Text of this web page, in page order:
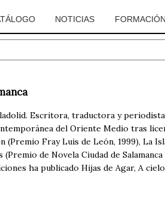
NOTICIAS FORMACIÓN
Escritora, traductora y
del Oriente Medio tras
(Premio Fray Luis de León, 1999), La
(Premio de Novela Ciudad de
ha publicado Hijas de Agar, A